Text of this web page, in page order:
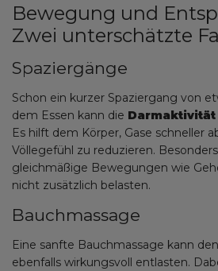
Bewegung und
Zwei unterschätzte
Spaziergänge
Schon ein kurzer Spaziergang von
dem Essen kann die Darmaktivität
Es hilft dem Körper, Gase schneller
Völlegefühl zu reduzieren.
gleichmäßige Bewegungen wie
nicht zusätzlich belasten.
Bauchmassage
Eine sanfte Bauchmassage kann
ebenfalls wirkungsvoll entlasten.